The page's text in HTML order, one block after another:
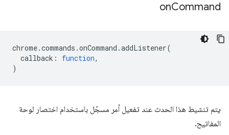
onCommand
chrome.commands .onCommand .addListener(
callback : function,
)
يتم تنشيط هذا الحدث عند تفعيل أمر مسجّل باستخدام اختصار لوحة
المفاتيح.